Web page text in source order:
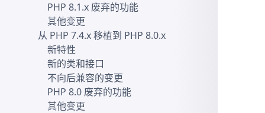
PHP 8.1.x 废弃的功能
其他变更
从 PHP 7.4.x 移植到 PHP 8.0.x
新特性
新的类和接口
不向后兼容的变更
PHP 8.0 废弃的功能
其他变更